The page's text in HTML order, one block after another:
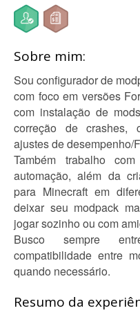
Sobre mim:
Sou configurador de
com foco em versões
com instalação de
correção de crashes,
ajustes de desempenho/
Também trabalho
automação, além da
para Minecraft em
deixar seu modpack
jogar sozinho ou com
Busco sempre
compatibilidade entre
quando necessário.
Resumo da